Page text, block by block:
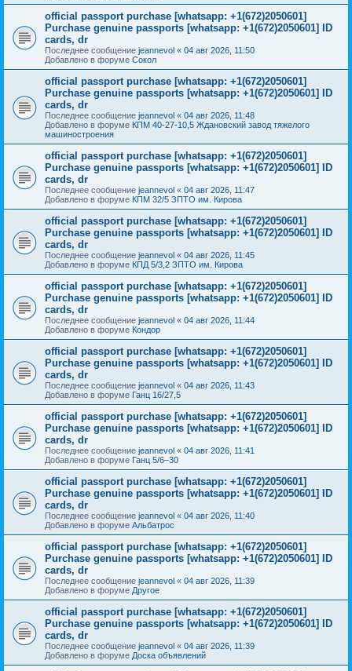
official passport purchase [whatsapp: +1(672)2050601]
Purchase genuine passports [whatsapp: +1(672)2050601] ID
cards, dr
Последнее сообщение jeannevol « 04 авг 2026, 11:50
Добавлено в форуме Сокол
official passport purchase [whatsapp: +1(672)2050601]
Purchase genuine passports [whatsapp: +1(672)2050601] ID
cards, dr
Последнее сообщение jeannevol « 04 авг 2026, 11:48
Добавлено в форуме КПМ 40-27-10,5 Ждановский завод тяжелого
машиностроения
official passport purchase [whatsapp: +1(672)2050601]
Purchase genuine passports [whatsapp: +1(672)2050601] ID
cards, dr
Последнее сообщение jeannevol « 04 авг 2026, 11:47
Добавлено в форуме КПМ 32/5 ЗПТО им. Кирова
official passport purchase [whatsapp: +1(672)2050601]
Purchase genuine passports [whatsapp: +1(672)2050601] ID
cards, dr
Последнее сообщение jeannevol « 04 авг 2026, 11:45
Добавлено в форуме КПД 5/3,2 ЗПТО им. Кирова
official passport purchase [whatsapp: +1(672)2050601]
Purchase genuine passports [whatsapp: +1(672)2050601] ID
cards, dr
Последнее сообщение jeannevol « 04 авг 2026, 11:44
Добавлено в форуме Кондор
official passport purchase [whatsapp: +1(672)2050601]
Purchase genuine passports [whatsapp: +1(672)2050601] ID
cards, dr
Последнее сообщение jeannevol « 04 авг 2026, 11:43
Добавлено в форуме Ганц 16/27,5
official passport purchase [whatsapp: +1(672)2050601]
Purchase genuine passports [whatsapp: +1(672)2050601] ID
cards, dr
Последнее сообщение jeannevol « 04 авг 2026, 11:41
Добавлено в форуме Ганц 5/6–30
official passport purchase [whatsapp: +1(672)2050601]
Purchase genuine passports [whatsapp: +1(672)2050601] ID
cards, dr
Последнее сообщение jeannevol « 04 авг 2026, 11:40
Добавлено в форуме Альбатрос
official passport purchase [whatsapp: +1(672)2050601]
Purchase genuine passports [whatsapp: +1(672)2050601] ID
cards, dr
Последнее сообщение jeannevol « 04 авг 2026, 11:39
Добавлено в форуме Другое
official passport purchase [whatsapp: +1(672)2050601]
Purchase genuine passports [whatsapp: +1(672)2050601] ID
cards, dr
Последнее сообщение jeannevol « 04 авг 2026, 11:39
Добавлено в форуме Доска объявлений